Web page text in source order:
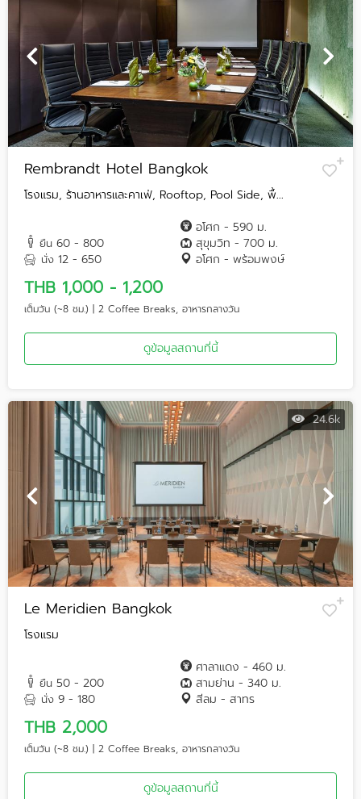
Rembrandt Hotel Bangkok
โรงแรม, ร้านอาหารและคาเฟ่, Rooftop, Pool Side, พื้...
ยืน 60 - 800
นั่ง 12 - 650
อโศก - 590 ม.
สุขุมวิท - 700 ม.
อโศก - พร้อมพงษ์
THB 1,000 - 1,200
เต็มวัน (~8 ชม.) | 2 Coffee Breaks, อาหารกลางวัน
ดูข้อมูลสถานที่นี้
24.6k
Le Meridien Bangkok
โรงแรม
ยืน 50 - 200
นั่ง 9 - 180
ศาลาแดง - 460 ม.
สามย่าน - 340 ม.
สีลม - สาทร
THB 2,000
เต็มวัน (~8 ชม.) | 2 Coffee Breaks, อาหารกลางวัน
ดูข้อมูลสถานที่นี้